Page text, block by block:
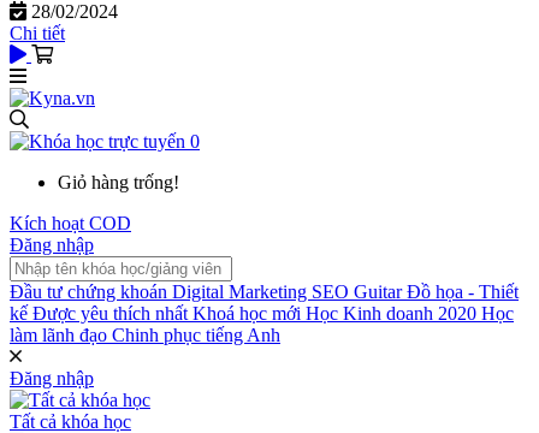
28/02/2024
Chi tiết
0
Giỏ hàng trống!
Kích hoạt COD
Đăng nhập
Đầu tư chứng khoán Digital Marketing SEO GuitarĐồ họa - Thiết
kế Được yêu thích nhất Khoá học mới Học Kinh doanh 2020 Học
làm lãnh đạo Chinh phục tiếng Anh
Đăng nhập
Tất cả khóa học